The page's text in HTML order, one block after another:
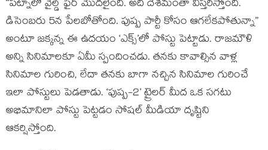
“పట్నాలో వైల్డ్ ఫైర్ మొదలైంది. అది దేశమంతా విస్తరిస్తోంది.
డిసెంబరు 5న పేలబోతోంది. పుష్ప పార్టీ కోసం ఆగలేకపోతున్నా”
అంటూ జక్కన్న ఈ ఉదయం ‘ఎక్స్’లో పోస్టు పెట్టాడు. రాజమౌళి
అన్ని సినిమాలకూ ఏమీ స్పందించడు. తనకు కావాల్సిన వాళ్ల
సినిమాల గురించి, లేదా తనకు బాగా నచ్చిన సినిమాల గురించే
ఇలా పోస్టులు పెడతాడు. ‘పుష్ప-2’ ట్రైలర్ మీద ఒక సగటు
అభిమానిలా పోస్టు పెట్టడం సోషల్ మీడియా దృష్టిని
ఆకర్షిస్తోంది.